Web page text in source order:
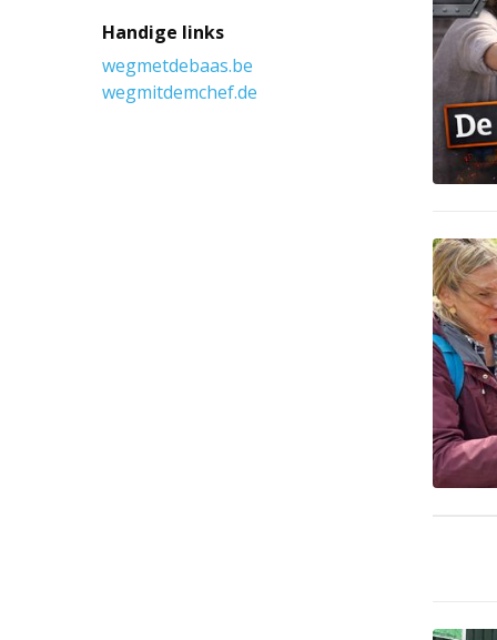
Handige links
wegmetdebaas.be
wegmitdemchef.de